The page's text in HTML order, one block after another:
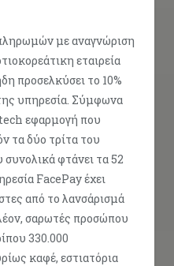
με αναγνώριση
εταιρεία
προσελκύσει το 10%
υπηρεσία. Σύμφωνα
εφαρμογή που
τα δύο τρίτα του
φτάνει τα 52
FacePay έχει
από το λανσάρισμά
σαρωτές προσώπου
330.000
καφέ, εστιατόρια